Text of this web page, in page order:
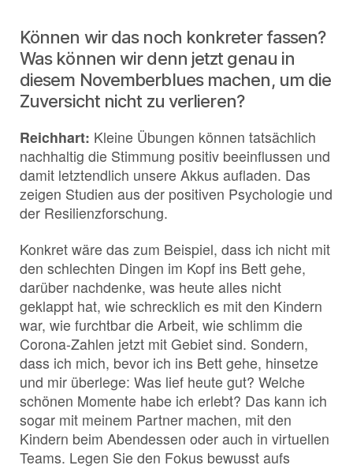
Können wir das noch konkreter fassen?
Was können wir denn jetzt genau in
diesem Novemberblues machen, um die
Zuversicht nicht zu verlieren?
Reichhart: Kleine Übungen können tatsächlich
nachhaltig die Stimmung positiv beeinflussen und
damit letztendlich unsere Akkus aufladen. Das
zeigen Studien aus der positiven Psychologie und
der Resilienzforschung.
Konkret wäre das zum Beispiel, dass ich nicht mit
den schlechten Dingen im Kopf ins Bett gehe,
darüber nachdenke, was heute alles nicht
geklappt hat, wie schrecklich es mit den Kindern
war, wie furchtbar die Arbeit, wie schlimm die
Corona-Zahlen jetzt mit Gebiet sind. Sondern,
dass ich mich, bevor ich ins Bett gehe, hinsetze
und mir überlege: Was lief heute gut? Welche
schönen Momente habe ich erlebt? Das kann ich
sogar mit meinem Partner machen, mit den
Kindern beim Abendessen oder auch in virtuellen
Teams. Legen Sie den Fokus bewusst aufs